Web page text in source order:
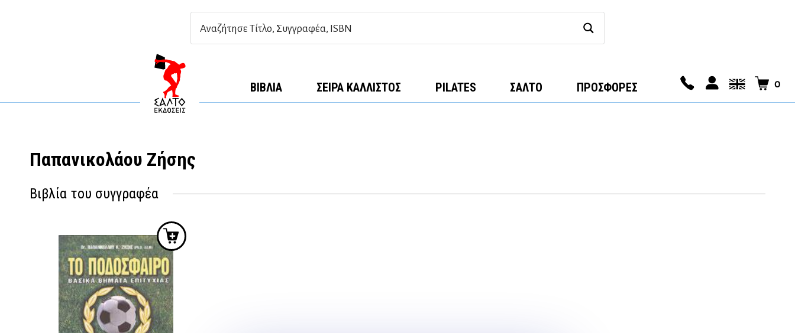
ΒΙΒΛΊΑ ΣΕΙΡΆ ΚΆΛΛΙΣΤΟΣ PILATES ΣΑΛΤΟ ΠΡΟΣΦΟΡΕΣ 0
Παπανικολάου Ζήσης
Βιβλία του συγγραφέα